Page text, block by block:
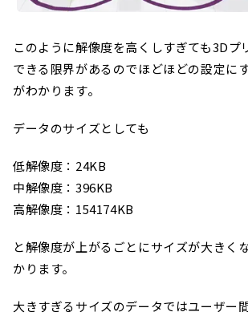
このように解像度を高くしすぎても3Dプ
できる限界があるのでほどほどの設定に
がわかります。
データのサイズとしても
低解像度：24KB
中解像度：396KB
高解像度：154174KB
と解像度が上がるごとにサイズが大きく
かります。
大きすぎるサイズのデータではユーザー